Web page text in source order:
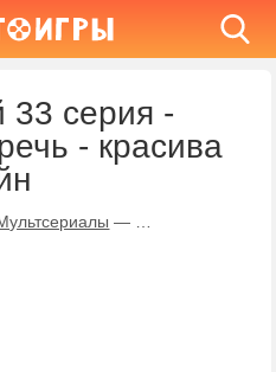
33 серия -
- красива
—